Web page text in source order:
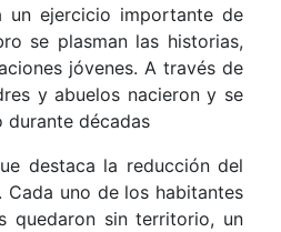
un ejercicio importante de
se plasman las historias,
jóvenes. A través de
y abuelos nacieron y se
durante décadas
destaca la reducción del
Cada uno de los habitantes
quedaron sin territorio, un